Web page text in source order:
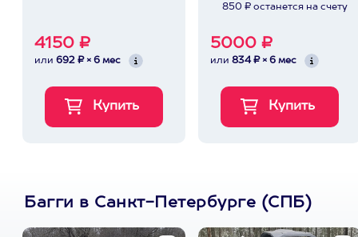
4150 ₽
или 692 ₽ × 6 мес
850 ₽ останется на счету
5000 ₽
или 834 ₽ × 6 мес
Багги в Санкт-Петербурге (СПБ)